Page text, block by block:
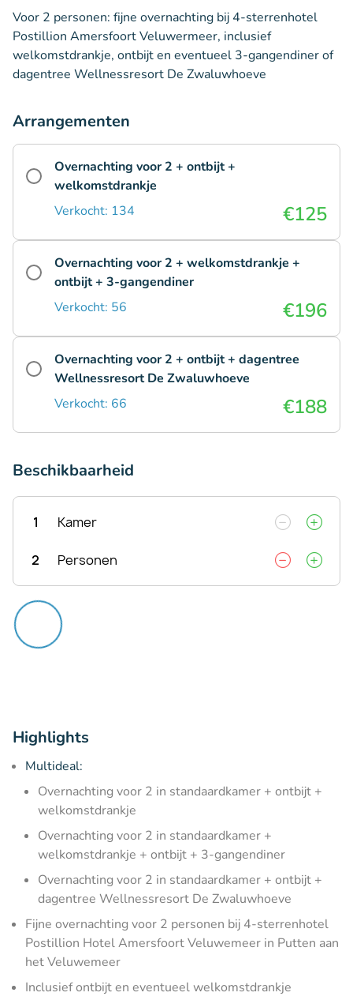
Voor 2 personen: fijne overnachting bij 4-sterrenhotel
Postillion Amersfoort Veluwermeer, inclusief
welkomstdrankje, ontbijt en eventueel 3-gangendiner of
dagentree Wellnessresort De Zwaluwhoeve
Arrangementen
Overnachting voor 2 + ontbijt +
welkomstdrankje
Verkocht: 134
€125
Overnachting voor 2 + welkomstdrankje +
ontbijt + 3-gangendiner
Verkocht: 56
€196
Overnachting voor 2 + ontbijt + dagentree
Wellnessresort De Zwaluwhoeve
Verkocht: 66
€188
Beschikbaarheid
1 Kamer
2 Personen
Highlights
Multideal:
Overnachting voor 2 in standaardkamer + ontbijt +
welkomstdrankje
Overnachting voor 2 in standaardkamer +
welkomstdrankje + ontbijt + 3-gangendiner
Overnachting voor 2 in standaardkamer + ontbijt +
dagentree Wellnessresort De Zwaluwhoeve
Fijne overnachting voor 2 personen bij 4-sterrenhotel
Postillion Hotel Amersfoort Veluwemeer in Putten aan
het Veluwemeer
Inclusief ontbijt en eventueel welkomstdrankje